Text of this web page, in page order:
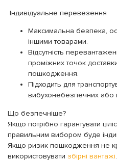
Індивідуальне перевезення
Максимальна безпека,
іншими товарами.
Відсутність
проміжних точок
пошкодження.
Підходить для
вибухонебезпечних або
Що безпечніше?
Якщо потрібно гарантувати
правильним вибором буде
Якщо ризик пошкодження не
використовувати збірні вантажі.